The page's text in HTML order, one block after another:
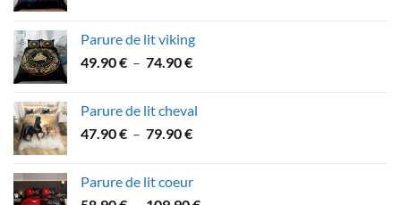
53.60 €
à
Parure de lit viking
49.90€ – 74.90€Plage
49.90 €
à
Parure de lit cheval
47.90€ – 79.90€Plage
Parure de lit coeur